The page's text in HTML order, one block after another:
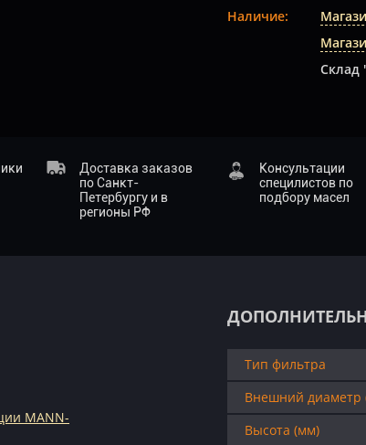
Наличие:
Склад
Доставка заказов
по Санкт-
Петербургу и в
регионы РФ
Консультации
специлистов по
подбору масел
MANN-
Тип фильтра
Внешний диаметр
Высота (мм)